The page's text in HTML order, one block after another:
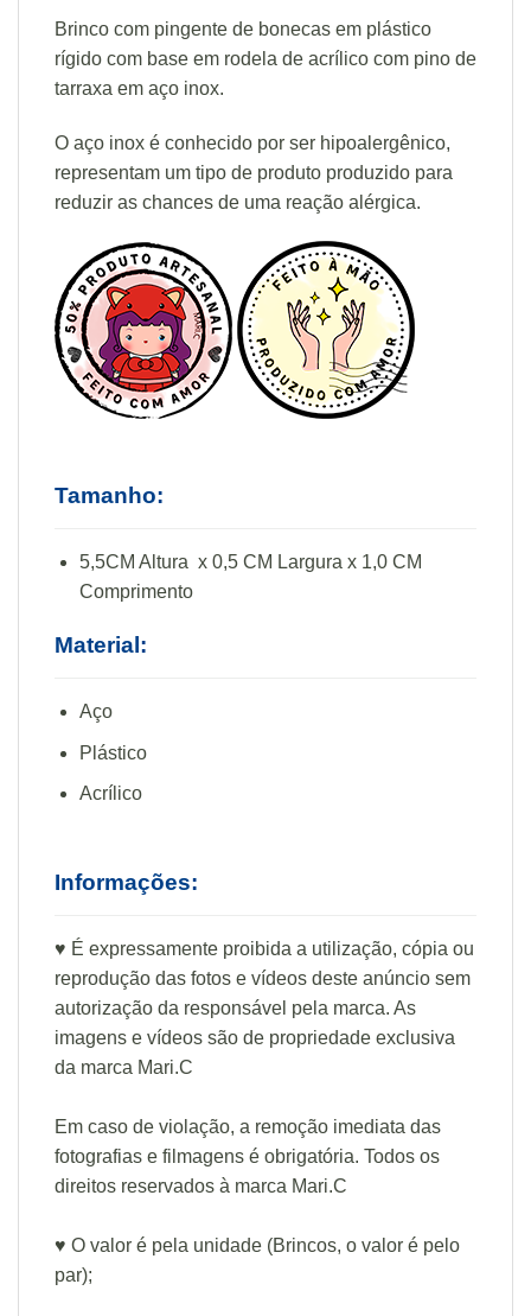
Brinco com pingente de bonecas em plástico
rígido com base em rodela de acrílico com pino de
tarraxa em aço inox.
O aço inox é conhecido por ser hipoalergênico,
representam um tipo de produto produzido para
reduzir as chances de uma reação alérgica.
Tamanho:
5,5CM Altura x 0,5 CM Largura x 1,0 CM
Comprimento
Material:
Aço
Plástico
Acrílico
Informações:
♥ É expressamente proibida a utilização, cópia ou
reprodução das fotos e vídeos deste anúncio sem
autorização da responsável pela marca. As
imagens e vídeos são de propriedade exclusiva
da marca Mari.C
Em caso de violação, a remoção imediata das
fotografias e filmagens é obrigatória. Todos os
direitos reservados à marca Mari.C
♥ O valor é pela unidade (Brincos, o valor é pelo
par);